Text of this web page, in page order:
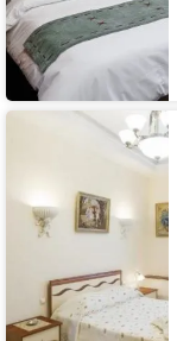
Апартаменты
Троицкой